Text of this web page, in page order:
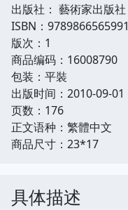
出版社： 藝術家出版社
ISBN：9789866565991
版次：1
商品编码：16008790
包装：平裝
出版时间：2010-09-01
页数：176
正文语种：繁體中文
商品尺寸：23*17
具体描述